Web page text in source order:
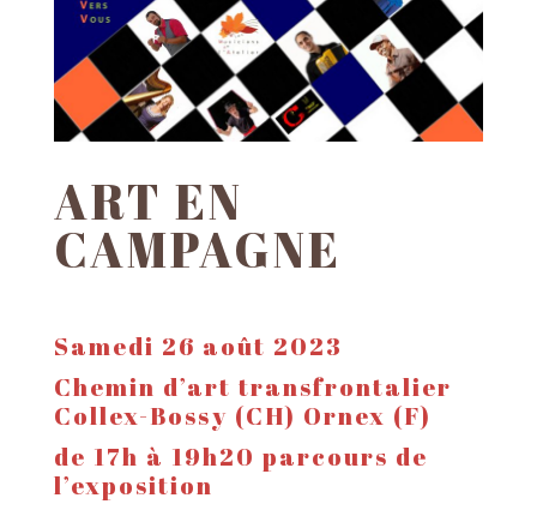
ART EN
CAMPAGNE
Samedi 26 août 2023
Chemin d’art transfrontalier
Collex-Bossy (CH) Ornex (F)
de 17h à 19h20 parcours de
l’exposition